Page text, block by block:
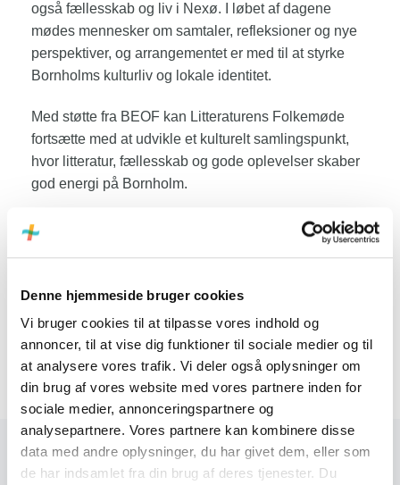
Denne hjemmeside bruger cookies
Vi bruger cookies til at tilpasse vores indhold og
annoncer, til at vise dig funktioner til sociale medier og til
at analysere vores trafik. Vi deler også oplysninger om
din brug af vores website med vores partnere inden for
sociale medier, annonceringspartnere og
analysepartnere. Vores partnere kan kombinere disse
data med andre oplysninger, du har givet dem, eller som
de har indsamlet fra din brug af deres tjenester. Du
også fællesskab og liv i Nexø. I løbet af dagene
mødes mennesker om samtaler, refleksioner og nye
perspektiver, og arrangementet er med til at styrke
Bornholms kulturliv og lokale identitet.
Med støtte fra BEOF kan Litteraturens Folkemøde
fortsætte med at udvikle et kulturelt samlingspunkt,
hvor litteratur, fællesskab og gode oplevelser skaber
god energi på Bornholm.